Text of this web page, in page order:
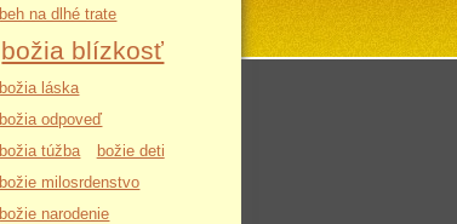
beh na dlhé trate
božia blízkosť
božia láska
božia odpoveď
božia túžba
božie deti
božie milosrdenstvo
božie narodenie